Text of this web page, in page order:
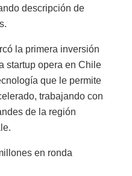
descripción de
la primera inversión
startup opera en Chile
que le permite
trabajando con
de la región
en ronda